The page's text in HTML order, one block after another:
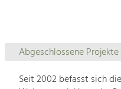
Abgeschlossene Projekte
Seit 2002 befasst sich